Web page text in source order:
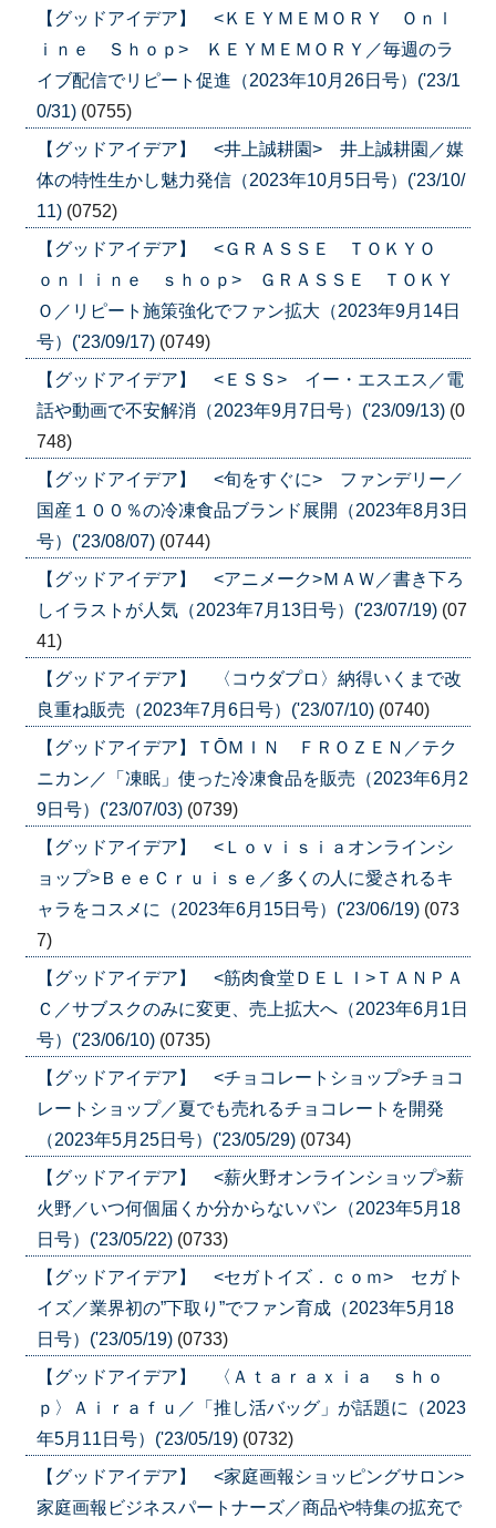
【グッドアイデア】 <ＫＥＹＭＥＭＯＲＹ Ｏｎｌ
ｉｎｅ Ｓｈｏｐ> ＫＥＹＭＥＭＯＲＹ／毎週のラ
イブ配信でリピート促進（2023年10月26日号）('23/1
0/31) (0755)
【グッドアイデア】 <井上誠耕園> 井上誠耕園／媒
体の特性生かし魅力発信（2023年10月5日号）('23/10/
11) (0752)
【グッドアイデア】 <ＧＲＡＳＳＥ ＴＯＫＹＯ
ｏｎｌｉｎｅ ｓｈｏｐ> ＧＲＡＳＳＥ ＴＯＫＹ
Ｏ／リピート施策強化でファン拡大（2023年9月14日
号）('23/09/17) (0749)
【グッドアイデア】 <ＥＳＳ> イー・エスエス／電
話や動画で不安解消（2023年9月7日号）('23/09/13) (0
748)
【グッドアイデア】 <旬をすぐに> ファンデリー／
国産１００％の冷凍食品ブランド展開（2023年8月3日
号）('23/08/07) (0744)
【グッドアイデア】 <アニメーク>ＭＡＷ／書き下ろ
しイラストが人気（2023年7月13日号）('23/07/19) (07
41)
【グッドアイデア】 〈コウダプロ〉納得いくまで改
良重ね販売（2023年7月6日号）('23/07/10) (0740)
【グッドアイデア】ＴŌＭＩＮ ＦＲＯＺＥＮ／テク
ニカン／「凍眠」使った冷凍食品を販売（2023年6月2
9日号）('23/07/03) (0739)
【グッドアイデア】 <Ｌｏｖｉｓｉａオンラインシ
ョップ>ＢｅｅＣｒｕｉｓｅ／多くの人に愛されるキ
ャラをコスメに（2023年6月15日号）('23/06/19) (073
7)
【グッドアイデア】 <筋肉食堂ＤＥＬＩ>ＴＡＮＰＡ
Ｃ／サブスクのみに変更、売上拡大へ（2023年6月1日
号）('23/06/10) (0735)
【グッドアイデア】 <チョコレートショップ>チョコ
レートショップ／夏でも売れるチョコレートを開発
（2023年5月25日号）('23/05/29) (0734)
【グッドアイデア】 <薪火野オンラインショップ>薪
火野／いつ何個届くか分からないパン（2023年5月18
日号）('23/05/22) (0733)
【グッドアイデア】 <セガトイズ．ｃｏｍ> セガト
イズ／業界初の”下取り”でファン育成（2023年5月18
日号）('23/05/19) (0733)
【グッドアイデア】 〈Ａｔａｒａｘｉａ ｓｈｏ
ｐ〉Ａｉｒａｆｕ／「推し活バッグ」が話題に（2023
年5月11日号）('23/05/19) (0732)
【グッドアイデア】 <家庭画報ショッピングサロン>
家庭画報ビジネスパートナーズ／商品や特集の拡充で